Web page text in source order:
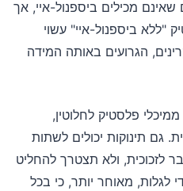
מכילים ביספנול-איי, אך
"ללא ביספנול-איי" עשוי
הגרועים באותה המידה
פלסטיק לחלוטין,
גם תינוקות יכולים לשתות
לזכוכית, ולא תצטרך להחליט
לגלות, מאוחר יותר, כי בכל